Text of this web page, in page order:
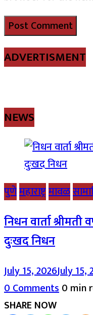
ADVERTISMENT
NEWS
पुणेमहाराष्ट्रमावळ
निधन वार्ता श्रीमती
दुःखद निधन
July 15, 2026July 15,
0 Comments0 min
SHARE NOW